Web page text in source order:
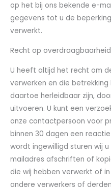
op het bij ons bekende e-
gegevens tot u de
verwerkt.
Recht op overdraagbaarheid
U heeft altijd het recht om
verwerken en die
daartoe herleidbaar zijn,
uitvoeren. U kunt een
onze contactpersoon voor
binnen 30 dagen een
wordt ingewilligd sturen wij
mailadres afschriften of
die wij hebben verwerkt of
andere verwerkers of